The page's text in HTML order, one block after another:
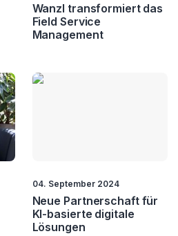
Wanzl transformiert das
Field Service
Management
04. September 2024
Neue Partnerschaft für
KI-basierte digitale
Lösungen